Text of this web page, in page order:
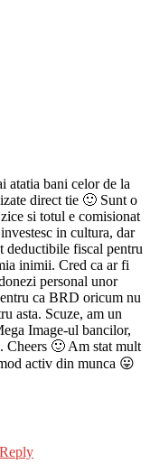
atatia bani celor de la
direct tie 🙂 Sunt o
si totul e comisionat
in cultura, dar
deductibile fiscal pentru
inimii. Cred ca ar fi
personal unor
ca BRD oricum nu
asta. Scuze, am un
Image-ul bancilor,
Cheers 🙂 Am stat mult
activ din munca 😛
Reply